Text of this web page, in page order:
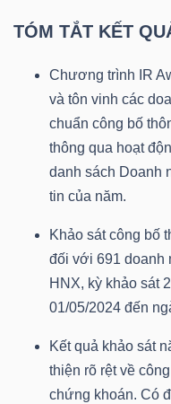
TÓM TẮT KẾT
Chương trình IR
và tôn vinh các
chuẩn công bố
thông qua hoạt
danh sách Doanh
tin của năm.
Khảo sát công bố
đối với 691 doanh
HNX, kỳ khảo sát
01/05/2024 đến
Kết quả khảo sát
thiện rõ rệt về
chứng khoán. Có
CÔNG
CỤ
ĐẦU
TƯ
TRUY
XUẤT
DỮ
LIỆU